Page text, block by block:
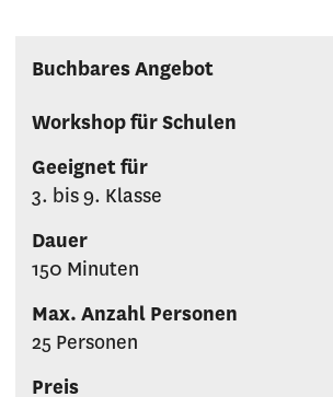
Buchbares Angebot
Workshop für Schulen
Geeignet für
3. bis 9. Klasse
Dauer
150 Minuten
Max. Anzahl Personen
25 Personen
Preis